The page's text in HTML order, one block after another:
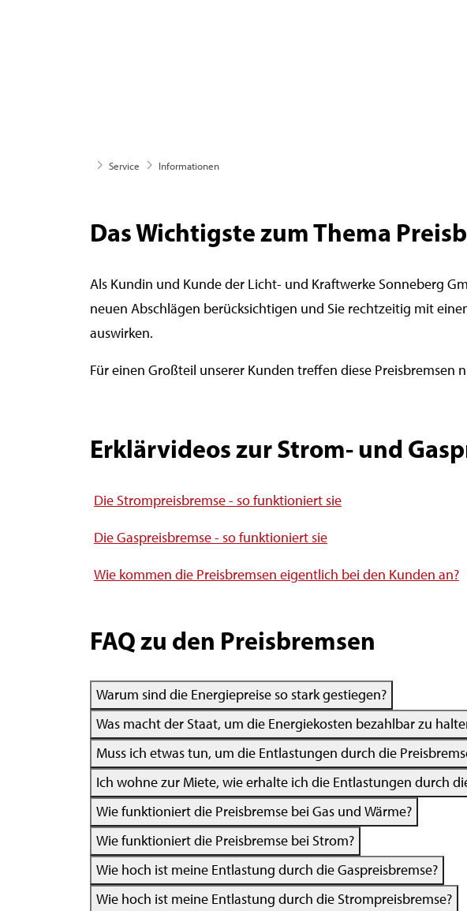
likra Service Informationen
Das Wichtigste zum Thema
Als Kundin und Kunde der Licht- und Kraftwerke Sonneberg
neuen Abschlägen berücksichtigen und Sie rechtzeitig mit
auswirken.
Für einen Großteil unserer Kunden treffen diese
Erklärvideos zur Strom- und
Die Strompreisbremse - so funktioniert sie
Die Gaspreisbremse - so funktioniert sie
Wie kommen die Preisbremsen eigentlich bei den Kunden an?
FAQ zu den Preisbremsen
Warum sind die Energiepreise so stark gestiegen?
Was macht der Staat, um die Energiekosten bezahlbar zu
Muss ich etwas tun, um die Entlastungen durch die
Ich wohne zur Miete, wie erhalte ich die Entlastungen durch
Wie funktioniert die Preisbremse bei Gas und Wärme?
Wie funktioniert die Preisbremse bei Strom?
Wie hoch ist meine Entlastung durch die Gaspreisbremse?
Wie hoch ist meine Entlastung durch die Strompreisbremse?